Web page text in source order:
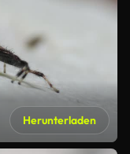
Herunterladen